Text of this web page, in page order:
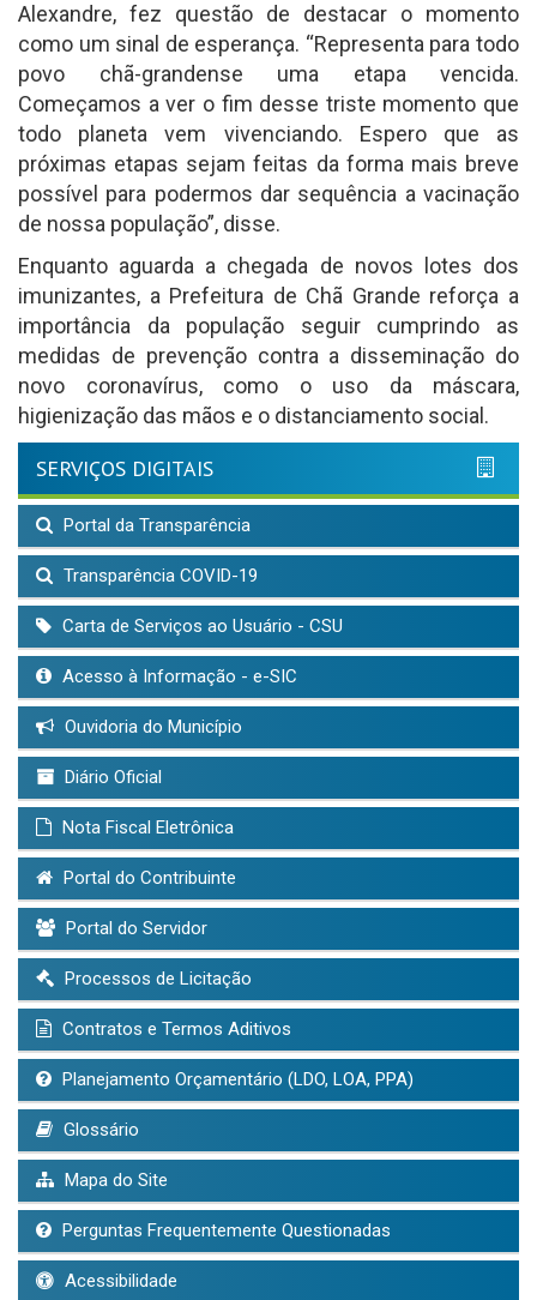
Alexandre, fez questão de destacar o momento
como um sinal de esperança. “Representa para todo
povo chã-grandense uma etapa vencida.
Começamos a ver o fim desse triste momento que
todo planeta vem vivenciando. Espero que as
próximas etapas sejam feitas da forma mais breve
possível para podermos dar sequência a vacinação
de nossa população”, disse.
Enquanto aguarda a chegada de novos lotes dos
imunizantes, a Prefeitura de Chã Grande reforça a
importância da população seguir cumprindo as
medidas de prevenção contra a disseminação do
novo coronavírus, como o uso da máscara,
higienização das mãos e o distanciamento social.
SERVIÇOS DIGITAIS
Portal da Transparência
Transparência COVID-19
Carta de Serviços ao Usuário - CSU
Acesso à Informação - e-SIC
Ouvidoria do Município
Diário Oficial
Nota Fiscal Eletrônica
Portal do Contribuinte
Portal do Servidor
Processos de Licitação
Contratos e Termos Aditivos
Planejamento Orçamentário (LDO, LOA, PPA)
Glossário
Mapa do Site
Perguntas Frequentemente Questionadas
Acessibilidade